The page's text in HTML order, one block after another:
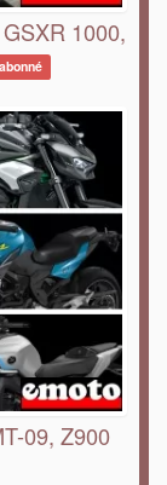
1000,
abonné
09, Z900